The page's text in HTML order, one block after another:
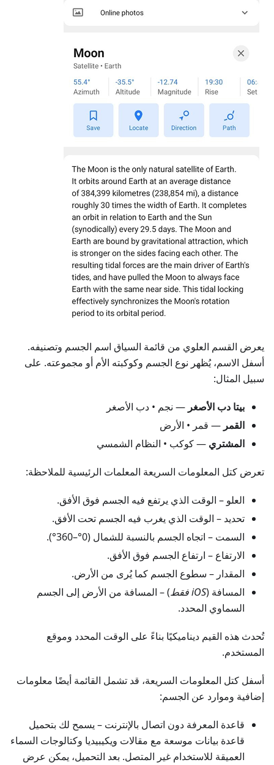
يعرض القسم العلوي من قائمة السياق اسم الجسم وتصنيفه.
أسفل الاسم، يُظهر نوع الجسم وكوكبته الأم أو مجموعته. على
سبيل المثال:
بيتا دب الأصغر — نجم • دب الأصغر
القمر — قمر • الأرض
المشتري — كوكب • النظام الشمسي
تعرض كتل المعلومات السريعة المعلمات الرئيسية للملاحظة:
العلو – الوقت الذي يرتفع فيه الجسم فوق الأفق.
تحديد – الوقت الذي يغرب فيه الجسم تحت الأفق.
السمت – اتجاه الجسم بالنسبة للشمال (0°–360°).
الارتفاع – ارتفاع الجسم فوق الأفق.
المقدار – سطوع الجسم كما يُرى من الأرض.
المسافة (iOS فقط
) – المسافة من الأرض إلى الجسم
السماوي المحدد.
تُحدث هذه القيم ديناميكيًا بناءً على الوقت المحدد وموقع
المستخدم.
أسفل كتل المعلومات السريعة، قد تشمل القائمة أيضًا معلومات
إضافية وموارد عن الجسم:
قاعدة المعرفة دون اتصال بالإنترنت – يسمح لك بتحميل
قاعدة بيانات موسعة مع مقالات ويكيبيديا وكتالوجات السماء
العميقة للاستخدام غير المتصل. بعد التحميل، يمكن عرض